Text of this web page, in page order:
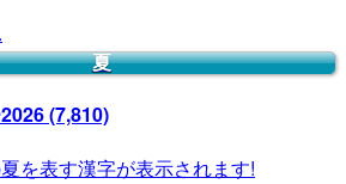
夏
(7,810)
を表す漢字が表示されます!